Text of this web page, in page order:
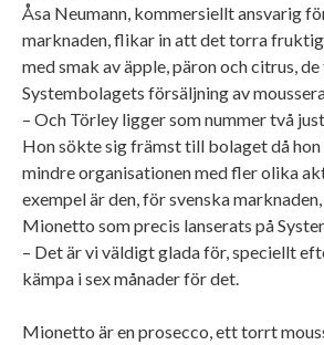
Åsa Neumann, kommersiellt ansvarig
marknaden, flikar in att det torra
med smak av äpple, päron och citrus,
Systembolagets försäljning av
– Och Törley ligger som nummer två
Hon sökte sig främst till bolaget då
mindre organisationen med fler olika
exempel är den, för svenska
Mionetto som precis lanserats på
– Det är vi väldigt glada för, speciellt
kämpa i sex månader för det.
Mionetto är en prosecco, ett torrt